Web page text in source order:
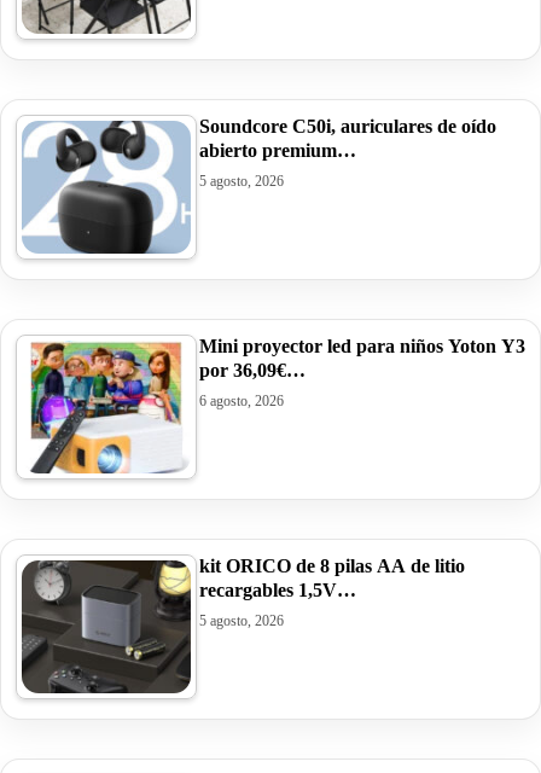
Soundcore C50i, auriculares de oído
abierto premium…
5 agosto, 2026
Mini proyector led para niños Yoton Y3
por 36,09€…
6 agosto, 2026
kit ORICO de 8 pilas AA de litio
recargables 1,5V…
5 agosto, 2026